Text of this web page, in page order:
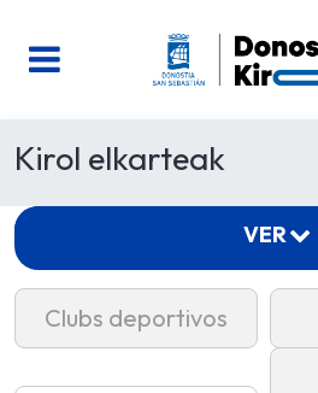
Kirol elkarteak
Clubs deportivos
VER